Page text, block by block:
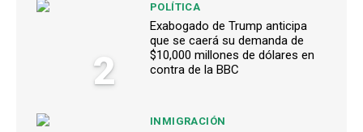
2
POLÍTICA
Exabogado de Trump anticipa
que se caerá su demanda de
$10,000 millones de dólares en
contra de la BBC
INMIGRACIÓN